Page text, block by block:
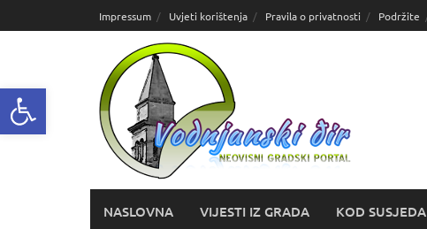
Open toolbar
do
Impressum Uvjeti korištenja Pravila o privatnosti Podržite
NASLOVNA VIJESTI IZ GRADA KOD SUSJEDA